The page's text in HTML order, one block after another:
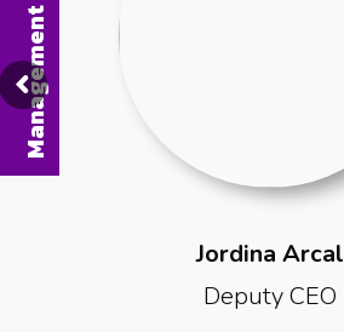
Management
Jordina Arcal
Deputy CEO